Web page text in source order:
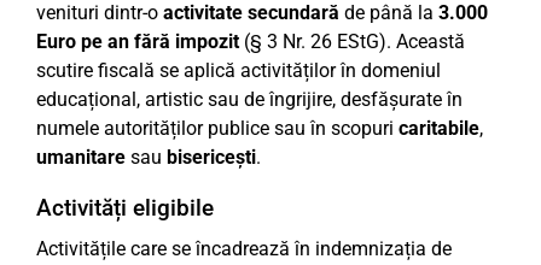
venituri dintr-o activitate secundară de până la 3.000
Euro pe an fără impozit(§ 3 Nr. 26 EStG). Această
scutire fiscală se aplică activităților în domeniul
educațional, artistic sau de îngrijire, desfășurate în
numele autorităților publice sau în scopuri caritabile,
umanitare sau bisericești.
Activități eligibile
Activitățile care se încadrează în indemnizația de